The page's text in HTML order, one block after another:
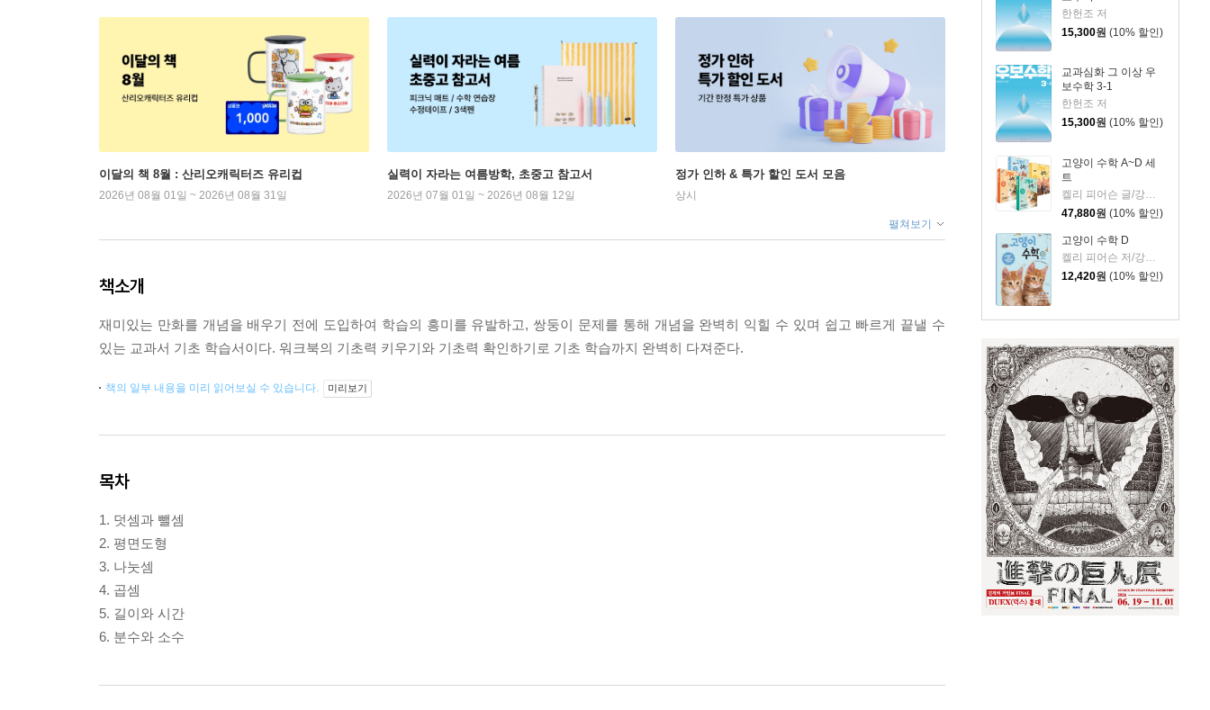
한헌조 저
15,300원 (10% 할인)
교과심화 그 이상 우
보수학 3-1
한헌조 저
15,300원 (10% 할인)
고양이 수학 A~D 세
트
47,880원 (10% 할인)
고양이 수학 D
12,420원 (10% 할인)
이달의 책 8월 : 산리오캐릭터즈 유리컵
2026년 08월 01일 ~ 2026년 08월 31일
실력이 자라는 여름방학, 초중고 참고서
2026년 07월 01일 ~ 2026년 08월 12일
정가 인하 & 특가 할인 도서 모음
상시
펼쳐보기
책소개
재미있는 만화를 개념을 배우기 전에 도입하여 학습의 흥미를 유발하고, 쌍둥이 문제를 통해 개념을 완벽히 익힐 수 있며 쉽고 빠르게 끝낼 수
있는 교과서 기초 학습서이다. 워크북의 기초력 키우기와 기초력 확인하기로 기초 학습까지 완벽히 다져준다.
책의 일부 내용을 미리 읽어보실 수 있습니다. 미리보기
목차
1. 덧셈과 뺄셈
2. 평면도형
3. 나눗셈
4. 곱셈
5. 길이와 시간
6. 분수와 소수